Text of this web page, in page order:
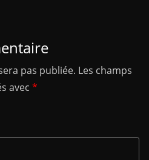
pas publiée. Les champs
avec *